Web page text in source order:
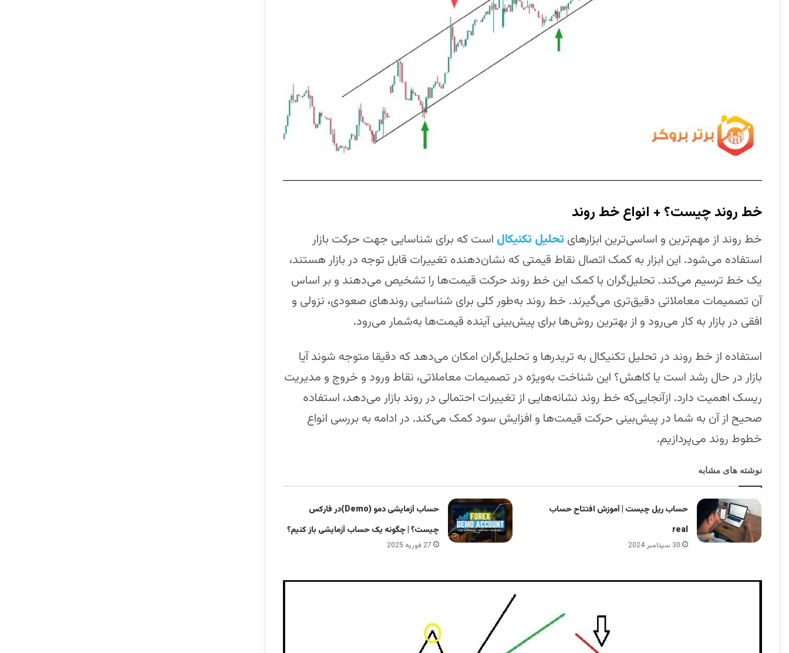
خط روند چیست؟ + انواع ‌خط روند
خط روند از مهم‌ترین و اساسی‌ترین ابزارهای تحلیل تکنیکال است که برای شناسایی جهت حرکت بازار
استفاده می‌شود. این ابزار به کمک اتصال نقاط قیمتی که نشان‌دهنده تغییرات قابل توجه در بازار هستند،
یک ‌خط ترسیم می‌کند. تحلیل‌گران با کمک این خط روند حرکت قیمت‌ها را تشخیص می‌دهند و بر اساس
آن تصمیمات معاملاتی دقیق‌تری می‌گیرند. خط روند به‌طور کلی برای شناسایی روندهای صعودی، نزولی و
افقی در بازار به کار می‌رود و از بهترین روش‌ها برای پیش‌بینی آینده قیمت‌ها به‌شمار می‌رود.
استفاده از خط روند در تحلیل تکنیکال به تریدرها و تحلیل‌گران امکان می‌دهد که دقیقا متوجه شوند آیا
بازار در حال رشد است یا کاهش؟ این شناخت به‌ویژه در تصمیمات معاملاتی، نقاط ورود و خروج و مدیریت
ریسک اهمیت دارد. از‌آنجایی‌که ‌خط ‌روند نشانه‌هایی از تغییرات احتمالی در روند بازار می‌دهد، استفاده
صحیح از آن به شما در پیش‌بینی حرکت قیمت‌ها و افزایش سود کمک می‌کند. در ادامه به بررسی انواع
خطوط روند می‌پردازیم.
نوشته های مشابه
حساب ریل چیست | آموزش افتتاح حساب
real
30 سپتامبر 2024
حساب آزمایشی دمو (Demo)در فارکس
چیست؟ | چگونه یک حساب آزمایشی باز کنیم؟
27 فوریه 2025